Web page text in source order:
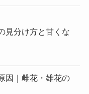
見分け方と甘くな
因｜雌花・雄花の